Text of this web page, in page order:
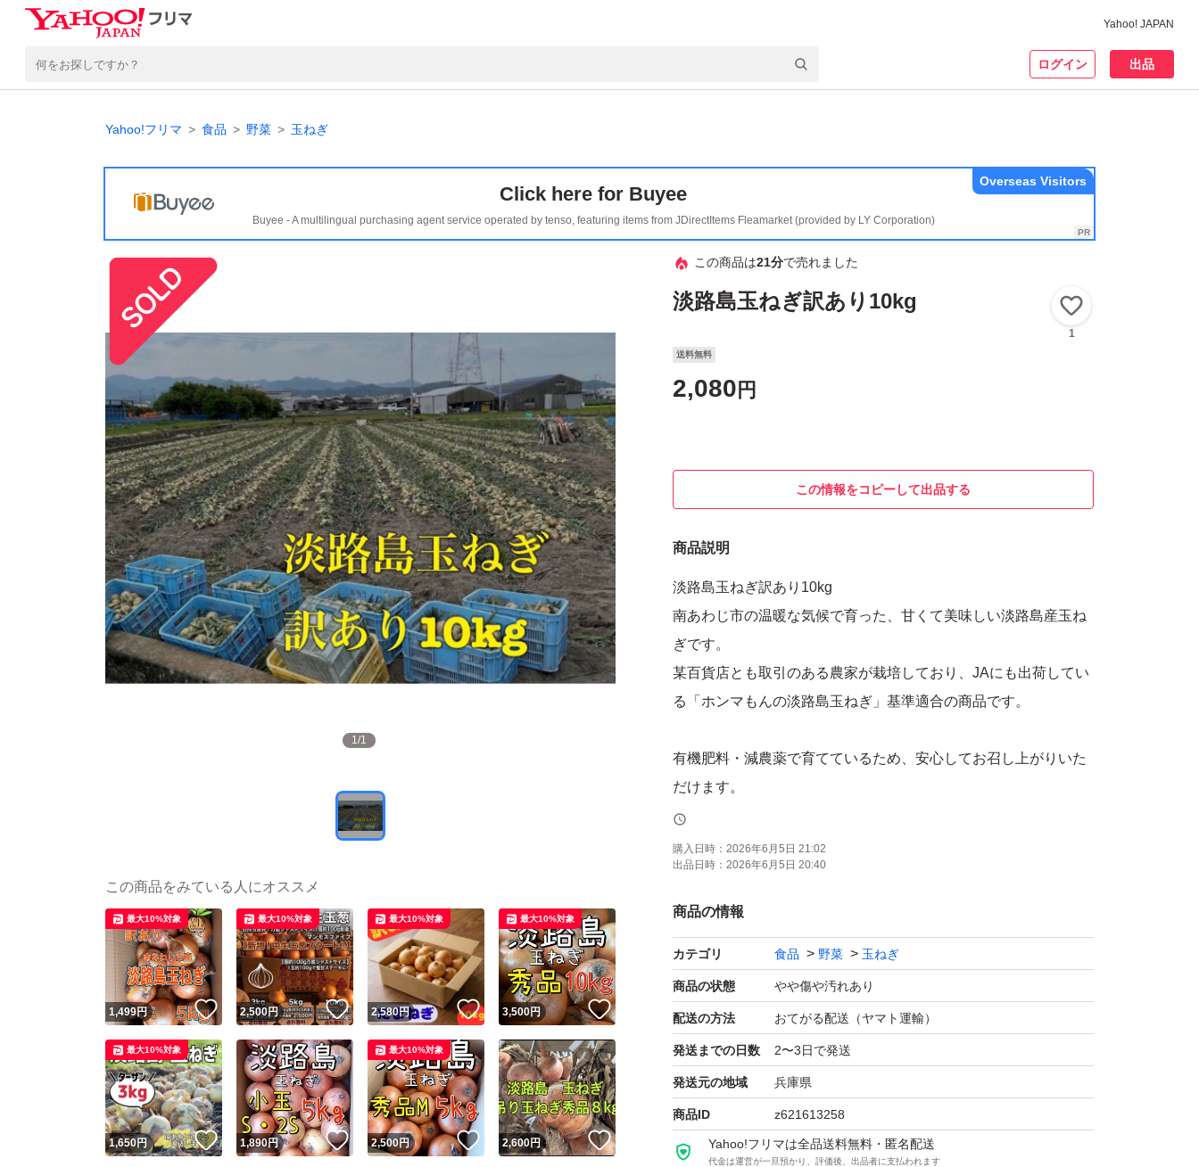
Yahoo! JAPAN
ログイン 出品
Yahoo!フリマ 食品 野菜 玉ねぎ
Click here for Buyee
Buyee - A multilingual purchasing agent service operated by tenso, featuring items from JDirectItems Fleamarket (provided by LY Corporation)
Overseas Visitors
1/1
この商品は21分で売れました
淡路島玉ねぎ訳あり10kg
1
送料無料
2,080 円
この情報をコピーして出品する
商品説明
淡路島玉ねぎ訳あり10kg
南あわじ市の温暖な気候で育った、甘くて美味しい淡路島産玉ね
ぎです。
某百貨店とも取引のある農家が栽培しており、JAにも出荷してい
る「ホンマもんの淡路島玉ねぎ」基準適合の商品です。
有機肥料・減農薬で育てているため、安心してお召し上がりいた
だけます。
こちらは、変形・キズ・シワ・とう立ち規格外などがあるため
【訳あり】として販売していますが、味は一等品と変わりませ
ん！
全て手作業で確認して発送しておりますが、配送中に一部傷みが
出る場合があります。ご了承ください。
お得な価格で出品しておりますので、この機会にぜひご賞味くだ
【発送予定】
6/7または 6/8発送予定
購入日時： 2026年6月5日 21:02
出品日時： 2026年6月5日 20:40
商品の情報
カテゴリ 食品 野菜 玉ねぎ
商品の状態 やや傷や汚れあり
配送の方法 おてがる配送（ヤマト運輸）
発送までの日数 2〜3日で発送
発送元の地域 兵庫県
商品ID z621613258
Yahoo!フリマは全品送料無料・匿名配送
代金は運営が一旦預かり、評価後、出品者に支払われます
この商品をみている人にオススメ
1,499円 いいね！
最大10%対象
2,500円 いいね！
最大10%対象
2,580円 いいね！
最大10%対象
3,500円 いいね！
最大10%対象
1,650円 いいね！
最大10%対象
1,890円 いいね！
2,500円 いいね！
最大10%対象
2,600円 いいね！